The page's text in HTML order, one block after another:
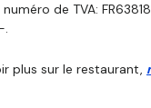
de TVA:
.
plus sur le restaurant,